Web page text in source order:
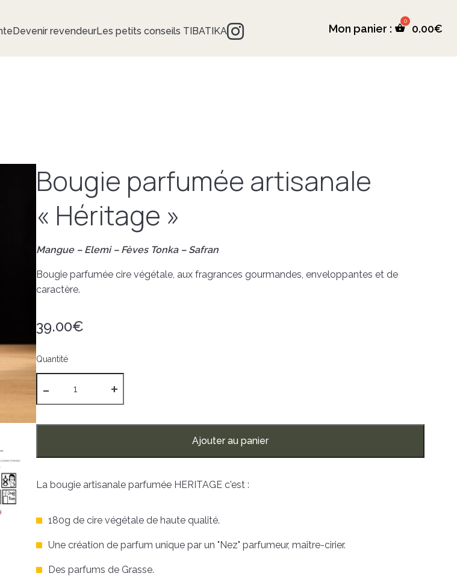
Devenir revendeurLes petits conseils TIBATIKA Mon panier : 0.00€
Bougie parfumée artisanale
« Héritage »
Mangue – Elemi – Fèves Tonka – Safran
Bougie parfumée cire végétale, aux fragrances gourmandes, enveloppantes et de
caractère.
39.00€
Quantité
quantité
de
Bougie
artisanale
Ajouter au panier
La bougie artisanale parfumée HERITAGE c'est :
180g de cire végétale de haute qualité.
Une création de parfum unique par un "Nez" parfumeur, maître-cirier.
Des parfums de Grasse.